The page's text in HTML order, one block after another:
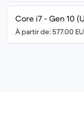
Core i7 - Gen 10
À partir de: 577.00